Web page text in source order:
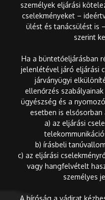
személyek eljárási
cselekményeket –
ülést és tanácsülést is
szerint
Ha a büntetőeljárásban
jelenlétével járó eljárási
járványügyi
ellenőrzés
ügyészség és a
esetben is
a) az eljárási
b) írásbeli
c) az eljárási
vagy hangfelvételt
személyes
A bíróság a vádirat